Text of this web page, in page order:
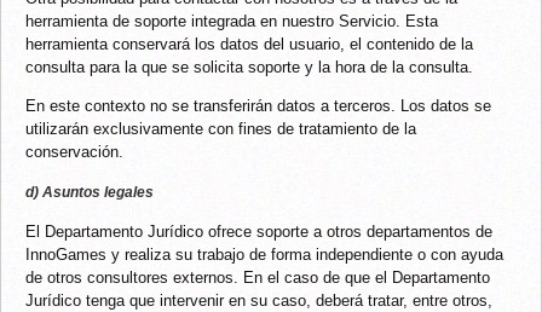
herramienta de soporte integrada en nuestro Servicio. Esta
herramienta conservará los datos del usuario, el contenido de la
consulta para la que se solicita soporte y la hora de la consulta.
En este contexto no se transferirán datos a terceros. Los datos se
utilizarán exclusivamente con fines de tratamiento de la
conservación.
d) Asuntos legales
El Departamento Jurídico ofrece soporte a otros departamentos de
InnoGames y realiza su trabajo de forma independiente o con ayuda
de otros consultores externos. En el caso de que el Departamento
Jurídico tenga que intervenir en su caso, deberá tratar, entre otros,